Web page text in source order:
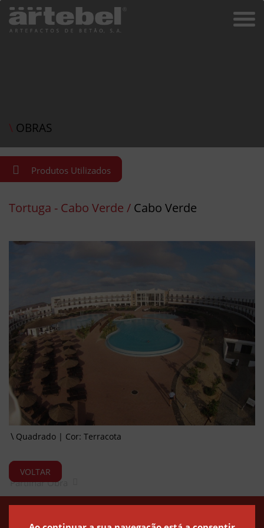
\ OBRAS
Produtos Utilizados
Tortuga - Cabo Verde / Cabo Verde
Quadrado | Cor: Terracota
VOLTAR
Partilhar Obra